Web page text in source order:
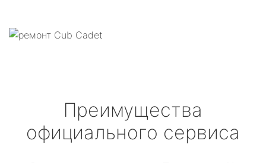
Преимущества
официального сервиса